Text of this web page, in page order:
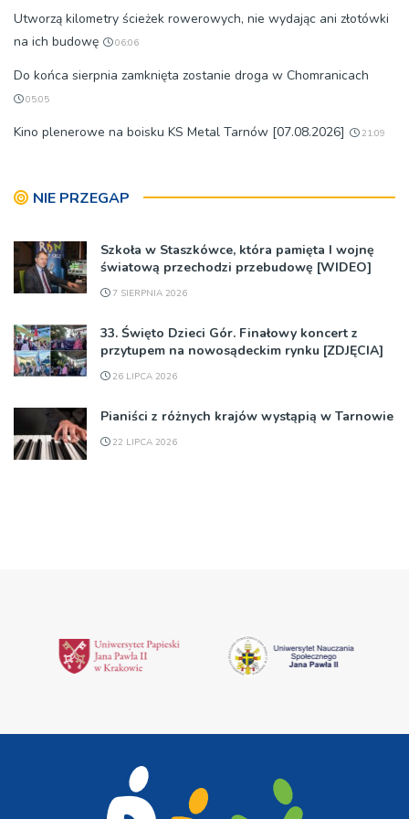
Utworzą kilometry ścieżek rowerowych, nie wydając ani złotówki
na ich budowę
06:06
Do końca sierpnia zamknięta zostanie droga w Chomranicach
05:05
Kino plenerowe na boisku KS Metal Tarnów [07.08.2026] 21:09
NIE PRZEGAP
Szkoła w Staszkówce, która pamięta I wojnę
światową przechodzi przebudowę [WIDEO]
7 SIERPNIA 2026
33. Święto Dzieci Gór. Finałowy koncert z
przytupem na nowosądeckim rynku [ZDJĘCIA]
26 LIPCA 2026
Pianiści z różnych krajów wystąpią w Tarnowie
22 LIPCA 2026